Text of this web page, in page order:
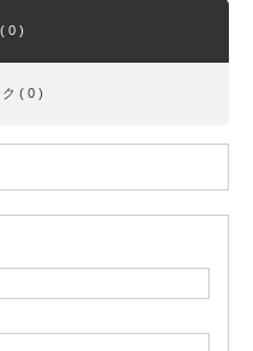
0 )
ク ( 0 )